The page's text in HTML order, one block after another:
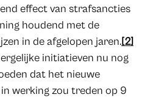
effect van strafsancties
houdend met de
in de afgelopen jaren.[2]
initiatieven nu nog
dat het nieuwe
werking zou treden op 9